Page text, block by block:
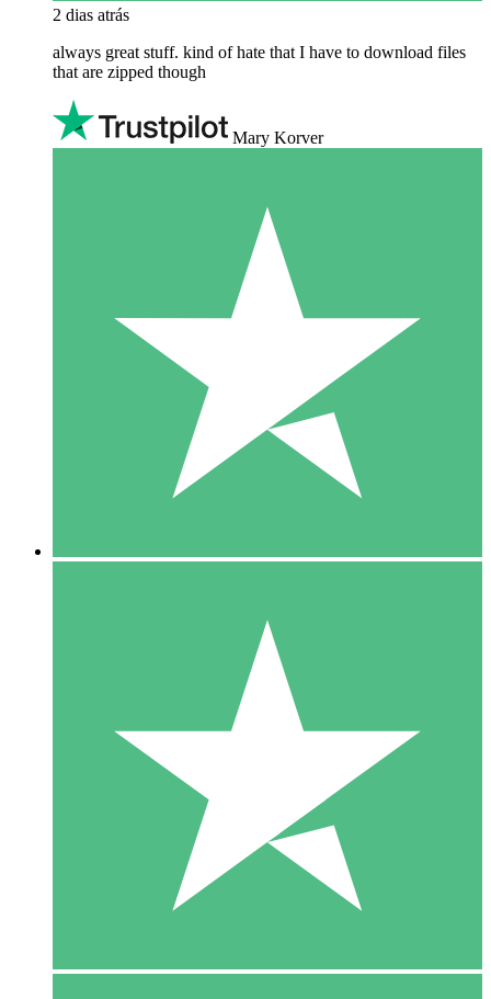
2 dias atrás
always great stuff. kind of hate that I have to download files
that are zipped though
Mary Korver